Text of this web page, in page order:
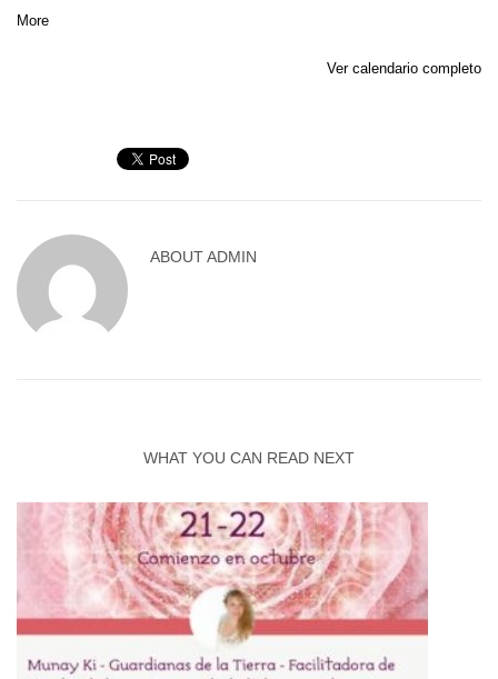
Moreabout
Ver calendario completo
ABOUTADMIN
WHAT YOU CAN READ NEXT